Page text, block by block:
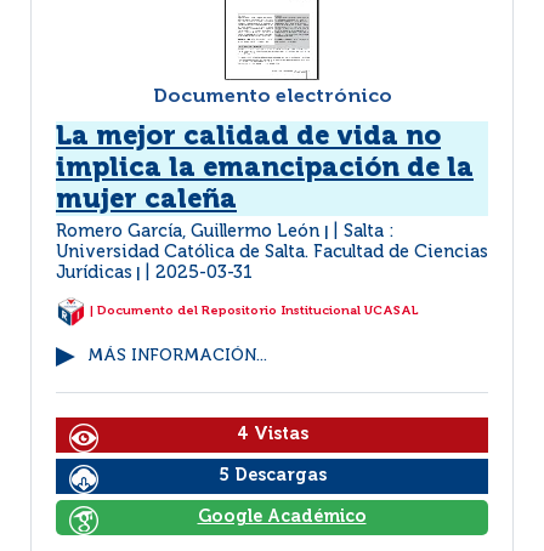
Documento electrónico
La mejor calidad de vida no
implica la emancipación de la
mujer caleña
Romero García, Guillermo León
Salta :
Universidad Católica de Salta. Facultad de Ciencias
Jurídicas
2025-03-31
| Documento del Repositorio Institucional UCASAL
MÁS INFORMACIÓN...
4 Vistas
5 Descargas
Google Académico